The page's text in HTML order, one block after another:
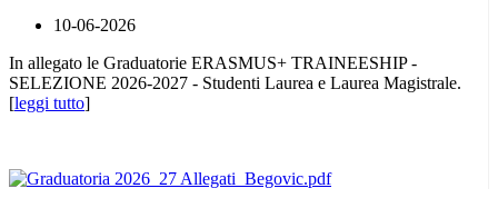
10-06-2026
In allegato le Graduatorie ERASMUS+ TRAINEESHIP -
SELEZIONE 2026-2027 - Studenti Laurea e Laurea Magistrale.
[leggi tutto]